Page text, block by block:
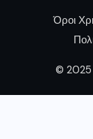
Όροι
© 2025